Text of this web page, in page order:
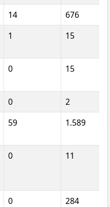
14
676
1 15
0 15
0
2
59 1.589
0 11
0 284